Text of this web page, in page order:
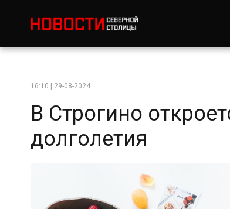
16:10 | 29-08-2024
В Строгино
долголетия